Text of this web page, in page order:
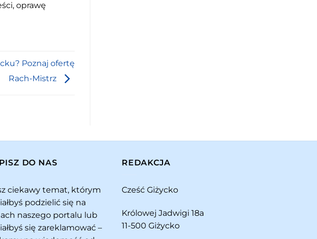
oprawę
Poznaj ofertę
Rach-Mistrz
DO NAS
ciekawy temat, którym
podzielić się na
naszego portalu lub
się zareklamować –
REDAKCJA
Cześć Giżycko
Królowej Jadwigi 18a
11-500 Giżycko